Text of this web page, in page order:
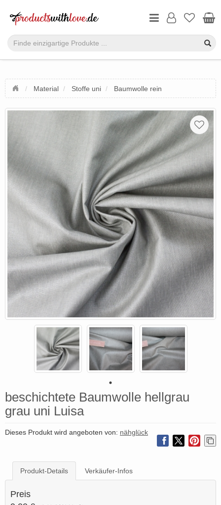
Material Stoffe uni Baumwolle rein
beschichtete Baumwolle hellgrau
grau uni Luisa
Dieses Produkt wird angeboten von: nähglück
Produkt-Details Verkäufer-Infos
Preis